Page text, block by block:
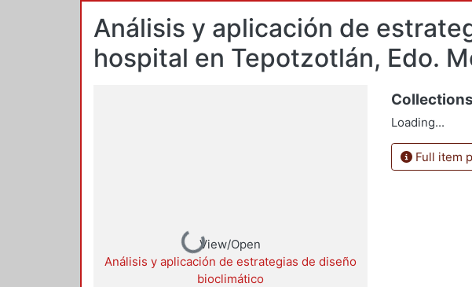
Análisis y aplicación de
hospital en Tepotzotlán, Edo.
Loading...
View/Open
Análisis y aplicación de estrategias de diseño
bioclimático
Collections
Loading...
Full item